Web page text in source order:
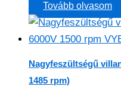
Tovább olvasom
Nagyfeszültségű
1485 rpm)